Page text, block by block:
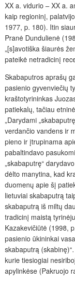
XX a. vidurio – XX a.
kaip regioninį,
1977, p. 180). Itin
Pranė Dundulienė
„[s]avotiška šiaurės
pateikė netradicinį
Skabaputros aprašų
pasienio gyvenviečių
kraštotyrininkas
patiekalų, tačiau etnin
„Darydami
verdančio vandens ir
pieno ir įtrupinama
pabaltindavo
„skabaputrę“
dėlto manytina, kad
duomenų apie šį
lietuviai skabaputrą
skabaputrą iš miltų
tradicinį maistą
Kazakevičiūtė (1998,
pasienio ūkininkai
skabaputrą (skabin
kurie tiesiogiai
apylinkėse (Pakruojo